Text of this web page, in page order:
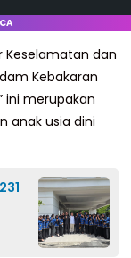
Keselamatan dan
Kebakaran
ini merupakan
anak usia dini